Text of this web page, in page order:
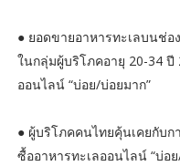
● ยอดขายอาหารทะเลบนช่
ในกลุ่มผู้บริโภคอายุ 20-34 ปี
ออนไลน์ “บ่อย/บ่อยมาก”
● ผู้บริโภคคนไทยคุ้นเคยกับก
ซื้ออาหารทะเลออนไลน์ “บ่อ